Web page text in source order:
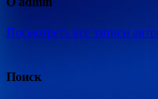
Посмотреть все записи
Поиск